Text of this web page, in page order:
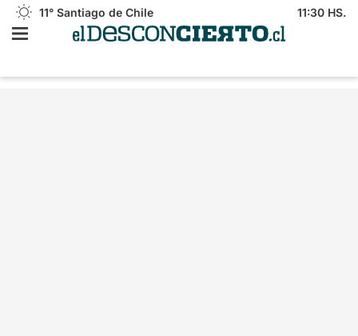
11° Santiago de Chile 11:30 HS.